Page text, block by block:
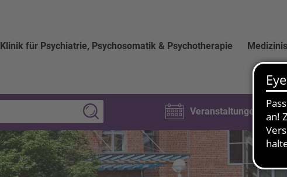
Klinik für Psychiatrie, Psychosomatik & Psychotherapie
Veranstaltungen